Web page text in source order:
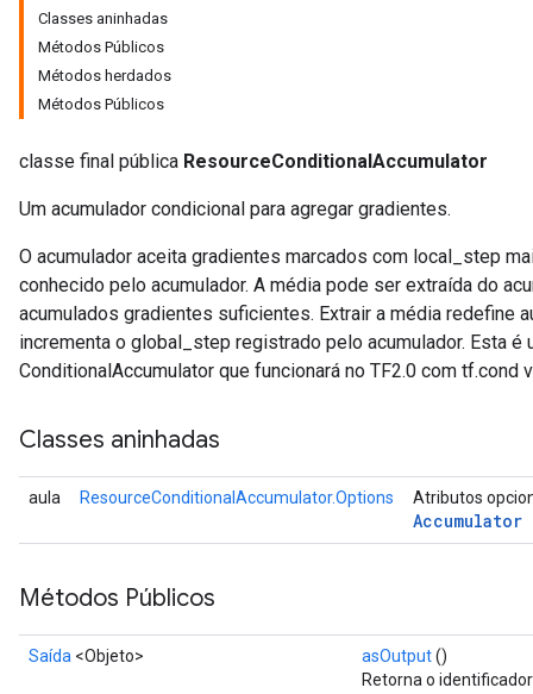
Classes aninhadas
Métodos Públicos
Métodos herdados
Métodos Públicos
classe final pública ResourceConditionalAccumulator
Um acumulador condicional para agregar gradientes.
O acumulador aceita gradientes marcados com local_step
conhecido pelo acumulador. A média pode ser extraída do
acumulados gradientes suficientes. Extrair a média redefine
incrementa o global_step registrado pelo acumulador. Esta é
ConditionalAccumulator que funcionará no TF2.0 com tf.cond
Classes aninhadas
aula ResourceConditionalAccumulator.Options Atributos
Accumulator
Métodos Públicos
Saída <Objeto> asOutput()
Retorna o